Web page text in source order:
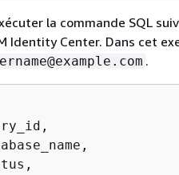
la commande SQL
Identity Center. Dans cet
.